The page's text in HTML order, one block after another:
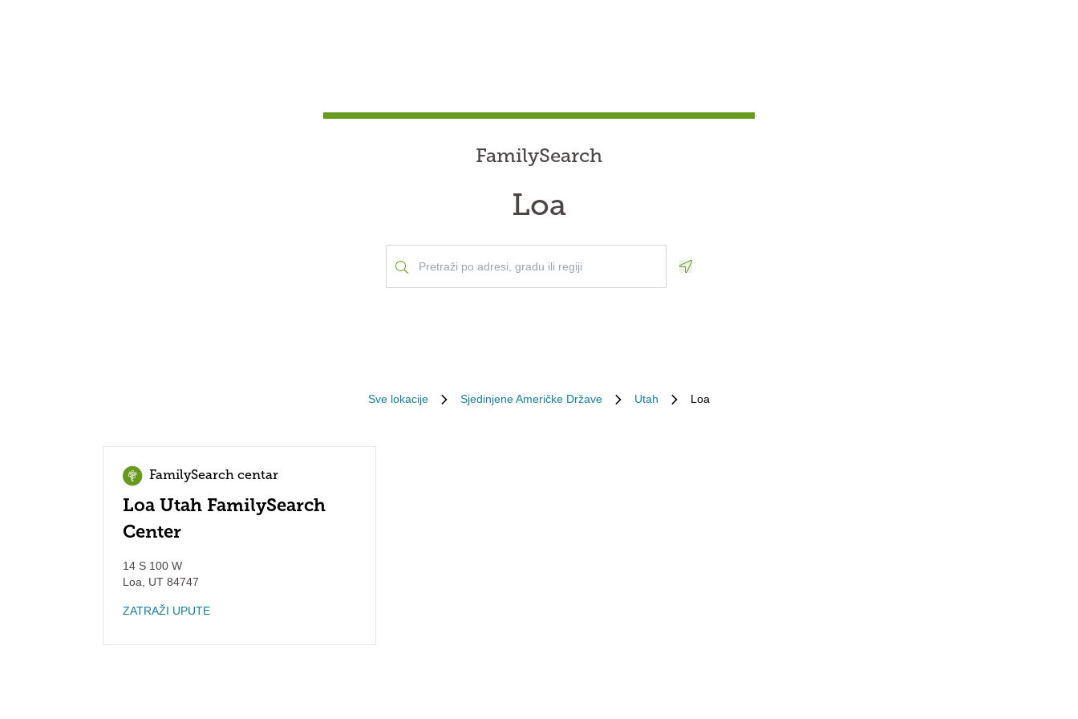
FamilySearch
Loa
Sve lokacije Sjedinjene Američke Države Utah Loa
FamilySearch centar
Loa Utah FamilySearch
Center
14 S 100 W
Loa
UT 84747
ZATRAŽI UPUTE